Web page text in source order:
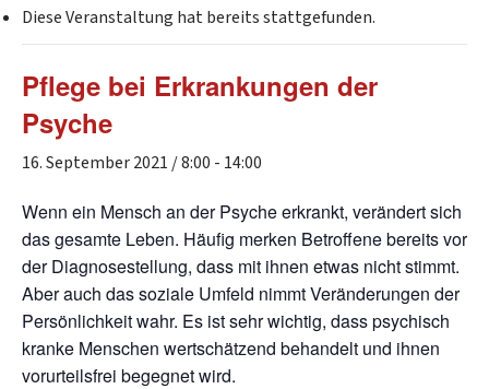
Diese Veranstaltung hat bereits stattgefunden.
Pflege bei Erkrankungen der
Psyche
16. September 2021 / 8:00 - 14:00
Wenn ein Mensch an der Psyche erkrankt, verändert sich
das gesamte Leben. Häufig merken Betroffene bereits vor
der Diagnosestellung, dass mit ihnen etwas nicht stimmt.
Aber auch das soziale Umfeld nimmt Veränderungen der
Persönlichkeit wahr. Es ist sehr wichtig, dass psychisch
kranke Menschen wertschätzend behandelt und ihnen
vorurteilsfrei begegnet wird.